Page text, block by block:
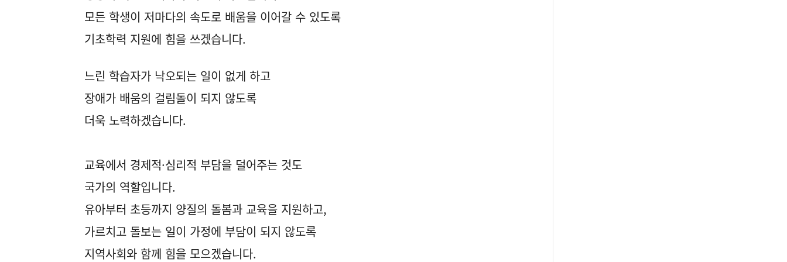
모든 학생이 저마다의 속도로 배움을 이어갈 수 있도록
기초학력 지원에 힘을 쓰겠습니다.
느린 학습자가 낙오되는 일이 없게 하고
장애가 배움의 걸림돌이 되지 않도록
더욱 노력하겠습니다.
교육에서 경제적·심리적 부담을 덜어주는 것도
국가의 역할입니다.
유아부터 초등까지 양질의 돌봄과 교육을 지원하고,
가르치고 돌보는 일이 가정에 부담이 되지 않도록
지역사회와 함께 힘을 모으겠습니다.